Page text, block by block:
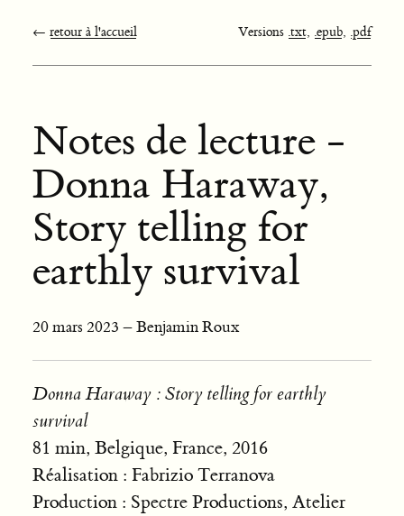
← retour à l'accueil Versions .txt, .epub, .pdf
Notes de lecture -
Donna Haraway,
Story telling for
earthly survival
20 mars 2023 – Benjamin Roux
Donna Haraway : Story telling for earthly
survival
81 min, Belgique, France, 2016
Réalisation : Fabrizio Terranova
Production : Spectre Productions, Atelier